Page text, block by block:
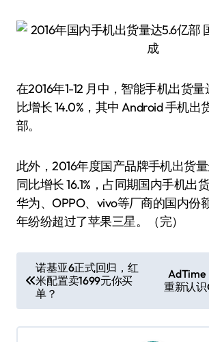
在2016年1-12 月中，智能手机出货
比增长 14.0%，其中 Android 手机出
部。
此外，2016年度国产品牌手机出货量
同比增长 16.1%，占同期国内手机出
华为、OPPO、vivo等厂商的国内份
年纷纷超过了苹果三星。（完）
章
导
航
诺基亚6正式回归，红
米配置卖1699元你买
单？
AdTime
重新认